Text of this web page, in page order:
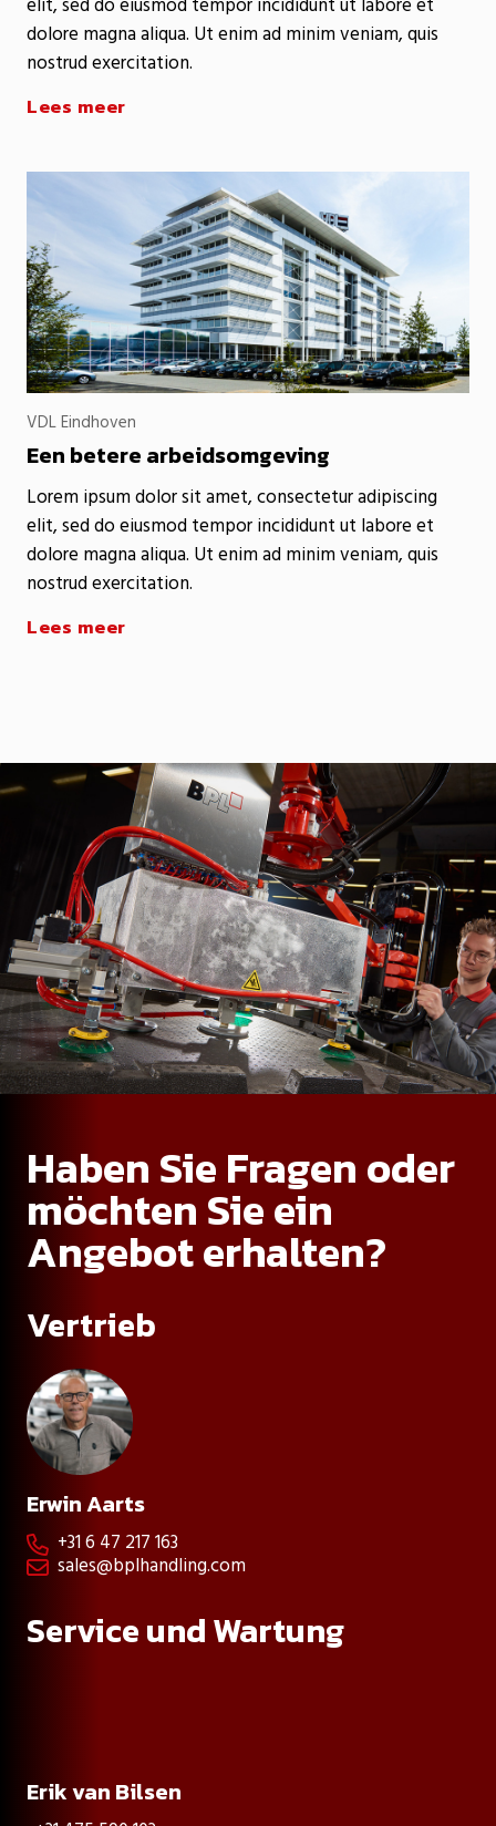
dolore magna aliqua. Ut enim ad minim veniam, quis
nostrud exercitation.
Lees meer
VDL Eindhoven
Een betere arbeidsomgeving
Lorem ipsum dolor sit amet, consectetur adipiscing
elit, sed do eiusmod tempor incididunt ut labore et
dolore magna aliqua. Ut enim ad minim veniam, quis
nostrud exercitation.
Lees meer
Haben Sie Fragen oder
möchten Sie ein
Angebot erhalten?
Vertrieb
Erwin Aarts
 +31 6 47 217 163
 sales@bplhandling.com
Service und Wartung
Erik van Bilsen